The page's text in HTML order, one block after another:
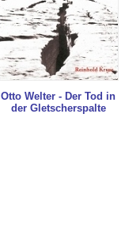
Otto Welter - Der Tod in
der Gletscherspalte